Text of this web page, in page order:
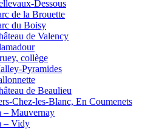
Dessous
de la Brouette
du Boisy
de Valency
collège
Pyramides
de Beaulieu
Chez-les-Blanc, En Coumenets
– Mauvernay
– Vidy